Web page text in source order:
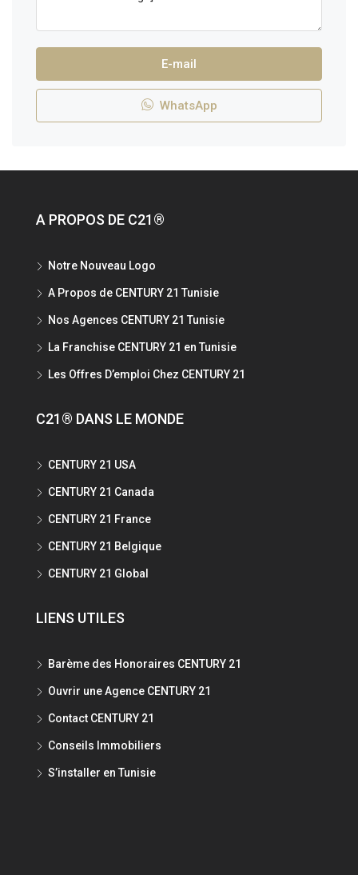
E-mail
WhatsApp
A PROPOS DE C21®
Notre Nouveau Logo
A Propos de CENTURY 21 Tunisie
Nos Agences CENTURY 21 Tunisie
La Franchise CENTURY 21 en Tunisie
Les Offres D’emploi Chez CENTURY 21
C21® DANS LE MONDE
CENTURY 21 USA
CENTURY 21 Canada
CENTURY 21 France
CENTURY 21 Belgique
CENTURY 21 Global
LIENS UTILES
Barème des Honoraires CENTURY 21
Ouvrir une Agence CENTURY 21
Contact CENTURY 21
Conseils Immobiliers
S’installer en Tunisie